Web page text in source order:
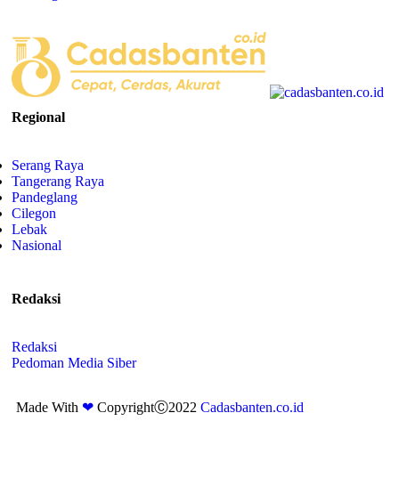
Regional
Serang Raya
Tangerang Raya
Pandeglang
Cilegon
Lebak
Nasional
Redaksi
Redaksi
Pedoman Media Siber
Made With ❤ CopyrightⒸ2022 Cadasbanten.co.id